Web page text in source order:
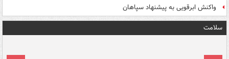
واکنش ابرقویی به پیشنهاد سپاهان
سلامت